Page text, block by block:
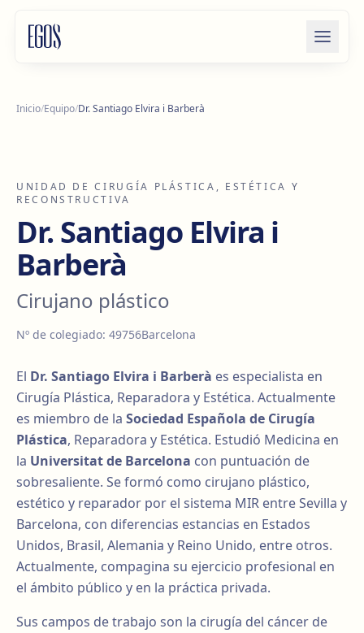
Inicio/Equipo/Dr. Santiago Elvira i Barberà
UNIDAD DE CIRUGÍA PLÁSTICA, ESTÉTICA Y
RECONSTRUCTIVA
Dr. Santiago Elvira i
Barberà
Cirujano plástico
Nº de colegiado: 49756Barcelona
El Dr. Santiago Elvira i Barberà es especialista en
Cirugía Plástica, Reparadora y Estética. Actualmente
es miembro de la Sociedad Española de Cirugía
Plástica, Reparadora y Estética. Estudió Medicina en
la Universitat de Barcelona con puntuación de
sobresaliente. Se formó como cirujano plástico,
estético y reparador por el sistema MIR entre Sevilla y
Barcelona, con diferencias estancias en Estados
Unidos, Brasil, Alemania y Reino Unido, entre otros.
Actualmente, compagina su ejercicio profesional en
el ámbito público y en la práctica privada.
Sus campos de trabajo son la cirugía del cáncer de